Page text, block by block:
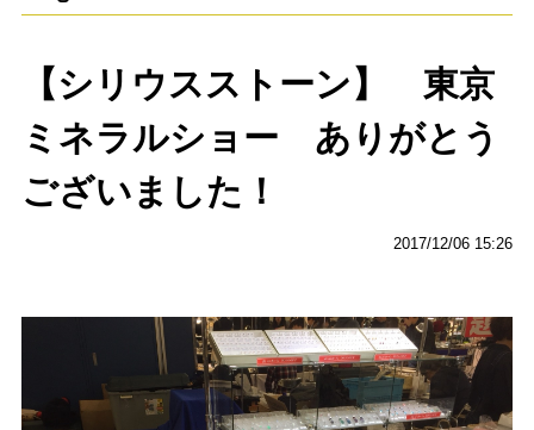
【シリウスストーン】 東京
ミネラルショー ありがとう
ございました！
2017/12/06 15:26